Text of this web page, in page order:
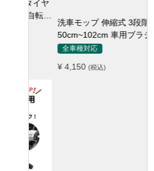
洗車モップ 伸縮式 3段階
50cm~102cm 車用ブラシ 高
品質シェニール 柔らかい
全車種対応
¥ 4,150 (税込)